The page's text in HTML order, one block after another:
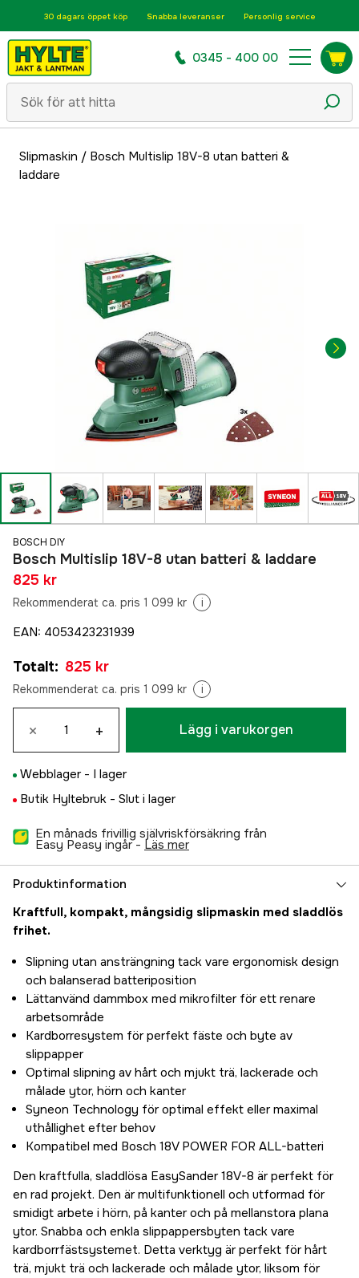
30 dagars öppet köp Snabba leveranser Personlig service
0345 - 400 00
Slipmaskin / Bosch Multislip 18V-8 utan batteri &
laddare
BOSCH DIY
Bosch Multislip 18V-8 utan batteri & laddare
825 kr
Rekommenderat ca. pris 1 099 kr i
EAN: 4053423231939
Totalt: 825 kr
Rekommenderat ca. pris 1 099 kr i
× + Lägg i varukorgen
Webblager - I lager
Butik Hyltebruk - Slut i lager
En månads frivillig självriskförsäkring från
Easy Peasy ingår - läs mer
Produktinformation
Kraftfull, kompakt, mångsidig slipmaskin med sladdlös
frihet.
Slipning utan ansträngning tack vare ergonomisk design
och balanserad batteriposition
Lättanvänd dammbox med mikrofilter för ett renare
arbetsområde
Kardborresystem för perfekt fäste och byte av
slippapper
Optimal slipning av hårt och mjukt trä, lackerade och
målade ytor, hörn och kanter
Syneon Technology för optimal effekt eller maximal
uthållighet efter behov
Kompatibel med Bosch 18V POWER FOR ALL-batteri
Den kraftfulla, sladdlösa EasySander 18V-8 är perfekt för
en rad projekt. Den är multifunktionell och utformad för
smidigt arbete i hörn, på kanter och på mellanstora plana
ytor. Snabba och enkla slippappersbyten tack vare
kardborrfästsystemet. Detta verktyg är perfekt för hårt
trä, mjukt trä och lackerade och målade ytor, liksom för